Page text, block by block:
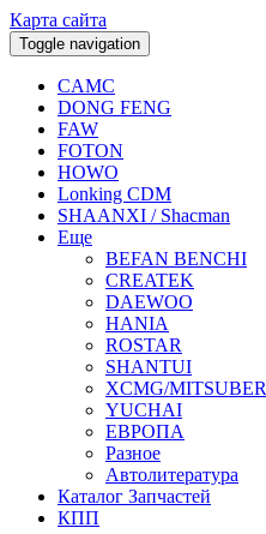
Карта сайта
Toggle navigation
CAMC
DONG FENG
FAW
FOTON
HOWO
Lonking CDM
SHAANXI / Shacman
Еще
BEFAN BENCHI
CREATEK
DAEWOO
HANIA
ROSTAR
SHANTUI
XCMG/MITSUBER
YUCHAI
ЕВРОПА
Разное
Aвтолитература
Каталог Запчастей
КПП